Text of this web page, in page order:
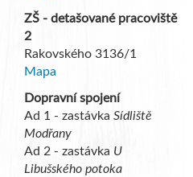
ZŠ - detašované pracoviště
2
Rakovského 3136/1
Mapa
Dopravní spojení
Ad 1 - zastávka Sídliště
Modřany
Ad 2 - zastávka U
Libušského potoka